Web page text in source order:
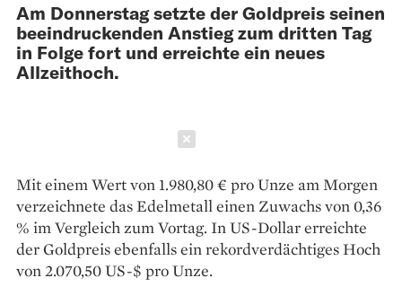
Am Donnerstag setzte der Goldpreis seinen
beeindruckenden Anstieg zum dritten Tag
in Folge fort und erreichte ein neues
Allzeithoch.
Mit einem Wert von 1.980,80 € pro Unze am Morgen
verzeichnete das Edelmetall einen Zuwachs von 0,36
% im Vergleich zum Vortag. In US-Dollar erreichte
der Goldpreis ebenfalls ein rekordverdächtiges Hoch
von 2.070,50 US-$ pro Unze.